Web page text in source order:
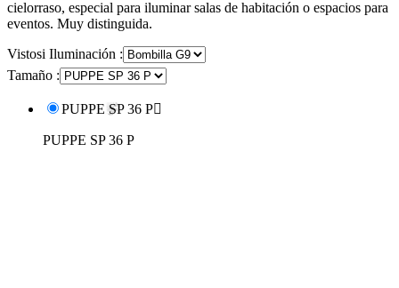
cielorraso, especial para iluminar salas de habitación o espacios para
eventos. Muy distinguida.
Vistosi Iluminación :
Tamaño :
PUPPE SP 36 P
PUPPE SP 36 P